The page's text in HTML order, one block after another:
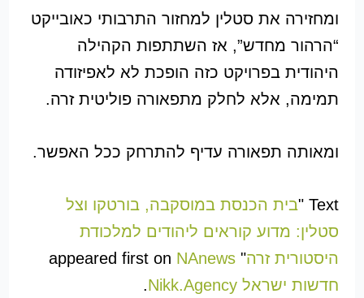
ומחזירה את סטלין למחזור התרבותי כאובייקט
“הרהור מחדש”, אז השתתפות הקהילה
היהודית בפרויקט כזה הופכת לא לאפיזודה
תמימה, אלא לחלק מתפאורה פוליטית זרה.
ומאותה תפאורה עדיף להתרחק ככל האפשר.
Text " בית הכנסת במוסקבה, בורטקו וצל
סטלין: מדוע קוראים ליהודים למלכודת
היסטורית זרה" appeared first on
NAnews
חדשות ישראל Nikk.Agency
.